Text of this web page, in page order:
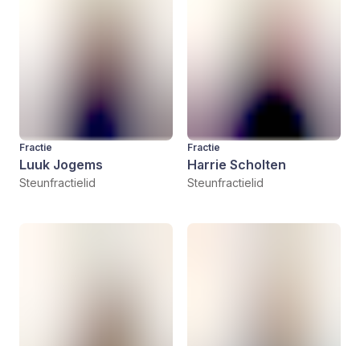
Fractie
Luuk Jogems
Steunfractielid
Fractie
Harrie Scholten
Steunfractielid